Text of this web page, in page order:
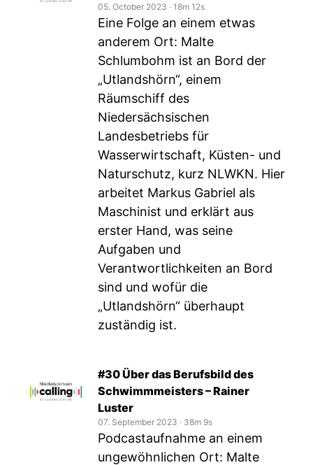
05. October 2023 ‧ 18m 12s
Eine Folge an einem etwas
anderem Ort: Malte
Schlumbohm ist an Bord der
„Utlandshörn“, einem
Räumschiff des
Niedersächsischen
Landesbetriebs für
Wasserwirtschaft, Küsten- und
Naturschutz, kurz NLWKN. Hier
arbeitet Markus Gabriel als
Maschinist und erklärt aus
erster Hand, was seine
Aufgaben und
Verantwortlichkeiten an Bord
sind und wofür die
„Utlandshörn“ überhaupt
zuständig ist.
#30 Über das Berufsbild des
Schwimmmeisters – Rainer
Luster
07. September 2023 ‧ 38m 9s
Podcastaufnahme an einem
ungewöhnlichen Ort: Malte